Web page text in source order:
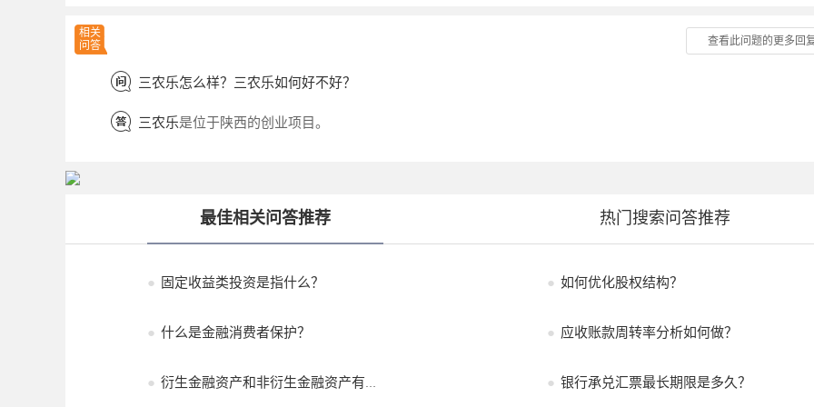
相关
问答
查看此问题的更多回
三农乐怎么样？三农乐如何好不好？
三农乐是位于陕西的创业项目。
最佳相关问答推荐 热门搜索问答推荐
● 固定收益类投资是指什么？ ● 如何优化股权结构？
● 什么是金融消费者保护？ ● 应收账款周转率分析如何做？
● 衍生金融资产和非衍生金融资产有什... ● 银行承兑汇票最长期限是多久？